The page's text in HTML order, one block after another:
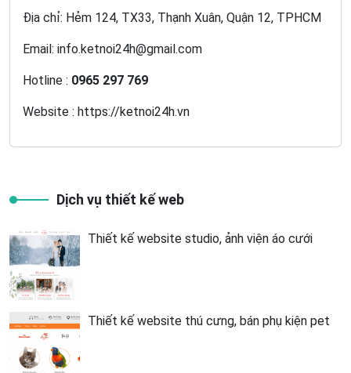
Địa chỉ: Hẻm 124, TX33, Thạnh Xuân, Quận 12, TPHCM
Email: info.ketnoi24h@gmail.com
Hotline : 0965 297 769
Website : https://ketnoi24h.vn
Dịch vụ thiết kế web
Thiết kế website studio, ảnh viện áo cưới
Thiết kế website thú cưng, bán phụ kiện pet